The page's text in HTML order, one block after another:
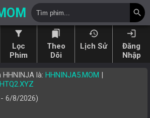
search
filter_alt
Lọc
Phim
bookmarks
Theo
Dõi
history
Lịch Sử
login
Đăng
Nhập
là: HHNINJA5.MOM |
- 6/8/2026)